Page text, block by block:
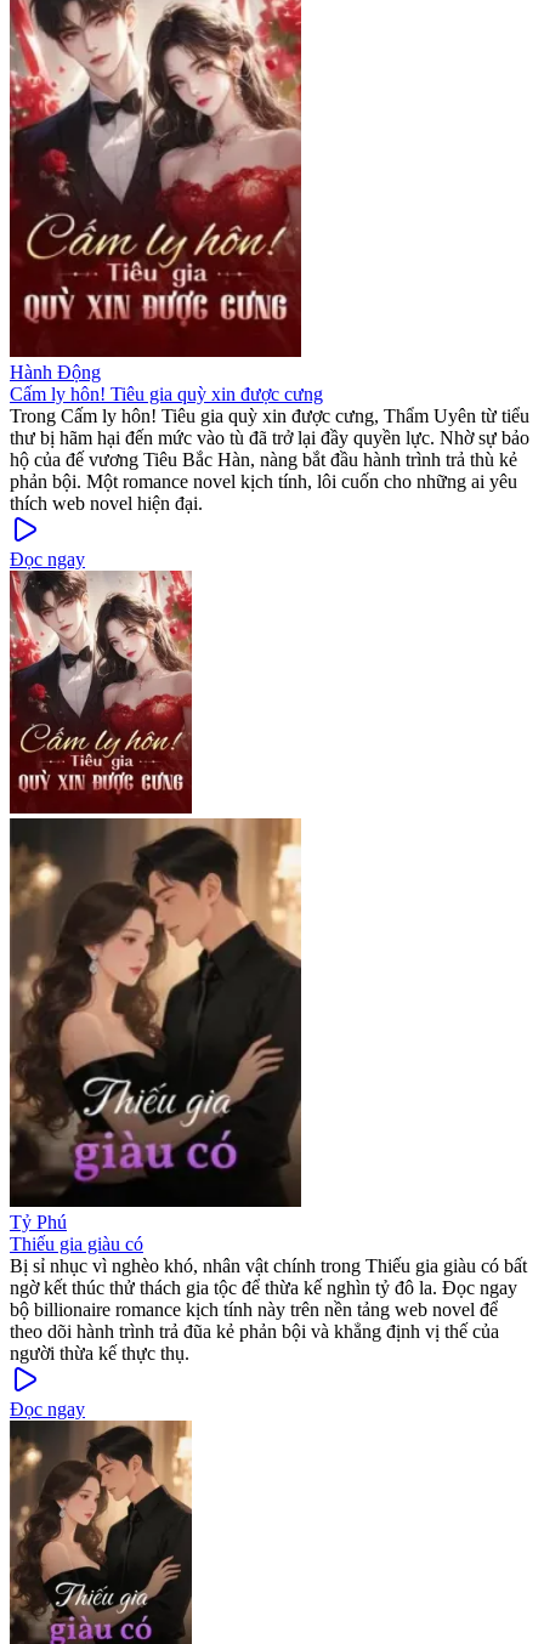
Hành Động
Cấm ly hôn! Tiêu gia quỳ xin được cưng
Trong Cấm ly hôn! Tiêu gia quỳ xin được cưng, Thẩm Uyên từ tiểu
thư bị hãm hại đến mức vào tù đã trở lại đầy quyền lực. Nhờ sự bảo
hộ của đế vương Tiêu Bắc Hàn, nàng bắt đầu hành trình trả thù kẻ
phản bội. Một romance novel kịch tính, lôi cuốn cho những ai yêu
thích web novel hiện đại.
Đọc ngay
Tỷ Phú
Thiếu gia giàu có
Bị sỉ nhục vì nghèo khó, nhân vật chính trong Thiếu gia giàu có bất
ngờ kết thúc thử thách gia tộc để thừa kế nghìn tỷ đô la. Đọc ngay
bộ billionaire romance kịch tính này trên nền tảng web novel để
theo dõi hành trình trả đũa kẻ phản bội và khẳng định vị thế của
người thừa kế thực thụ.
Đọc ngay